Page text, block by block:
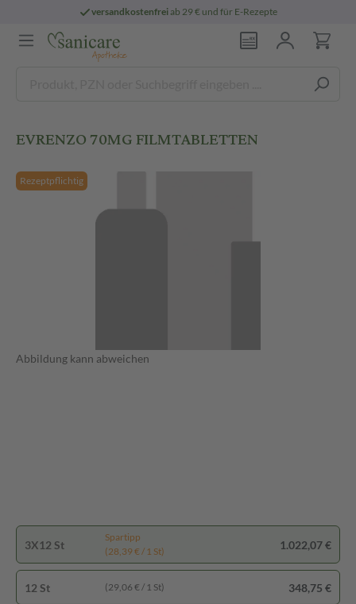
versandkostenfreiab 29 € und für E-Rezepte
EVRENZO 70MG FILMTABLETTEN
Rezeptpflichtig
Abbildung kann abweichen
3X12 St
Spartipp
(28,39 € / 1 St)
1.022,07 €
12 St (29,06 € / 1 St) 348,75 €